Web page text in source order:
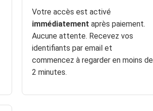
Votre accès est activé
immédiatement après paiement.
Aucune attente. Recevez vos
identifiants par email et
commencez à regarder en moins de
2 minutes.